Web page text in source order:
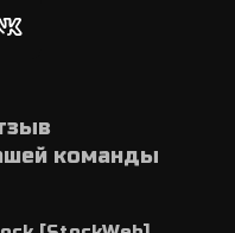
команды